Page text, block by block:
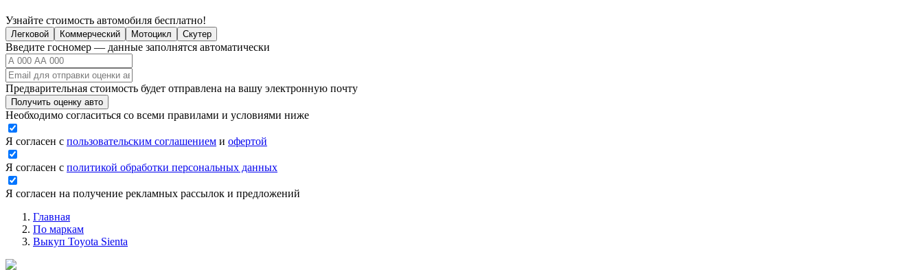
Узнайте стоимость автомобиля бесплатно!
Легковой Коммерческий Мотоцикл Скутер
Введите госномер — данные заполнятся автоматически
Предварительная стоимость будет отправлена на вашу электронную почту
Получить оценку авто
Необходимо согласиться со всеми правилами и условиями ниже
Я согласен с пользовательским соглашением и офертой
Я согласен с политикой обработки персональных данных
Я согласен на получение рекламных рассылок и предложений
Главная
По маркам
Выкуп Toyota Sienta